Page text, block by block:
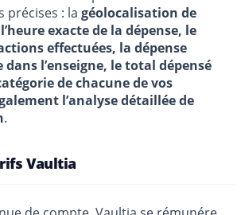
précises : la géolocalisation de
exacte de la dépense, le
effectuées, la dépense
l’enseigne, le total dépensé
de chacune de vos
l’analyse détaillée de
.
Vaultia